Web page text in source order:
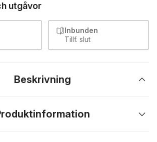
utgåvor
Inbunden
Tillf. slut
Beskrivning